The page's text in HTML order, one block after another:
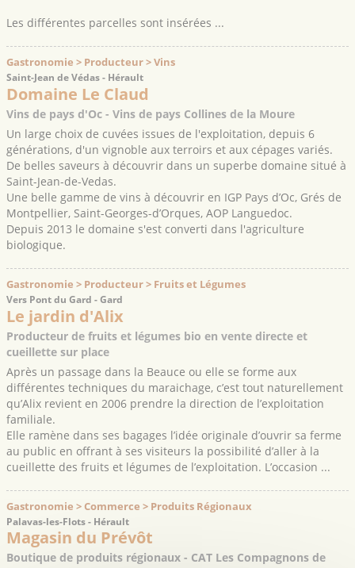
Les différentes parcelles sont insérées ...
Gastronomie > Producteur > Vins
Saint-Jean de Védas - Hérault
Domaine Le Claud
Vins de pays d'Oc - Vins de pays Collines de la Moure
Un large choix de cuvées issues de l'exploitation, depuis 6
générations, d'un vignoble aux terroirs et aux cépages variés.
De belles saveurs à découvrir dans un superbe domaine situé à
Saint-Jean-de-Vedas.
Une belle gamme de vins à découvrir en IGP Pays d’Oc, Grés de
Montpellier, Saint-Georges-d’Orques, AOP Languedoc.
Depuis 2013 le domaine s'est converti dans l'agriculture
biologique.
Gastronomie > Producteur > Fruits et Légumes
Vers Pont du Gard - Gard
Le jardin d'Alix
Producteur de fruits et légumes bio en vente directe et
cueillette sur place
Après un passage dans la Beauce ou elle se forme aux
différentes techniques du maraichage, c’est tout naturellement
qu’Alix revient en 2006 prendre la direction de l’exploitation
familiale.
Elle ramène dans ses bagages l’idée originale d’ouvrir sa ferme
au public en offrant à ses visiteurs la possibilité d’aller à la
cueillette des fruits et légumes de l’exploitation. L’occasion ...
Gastronomie > Commerce > Produits Régionaux
Palavas-les-Flots - Hérault
Magasin du Prévôt
Boutique de produits régionaux - CAT Les Compagnons de